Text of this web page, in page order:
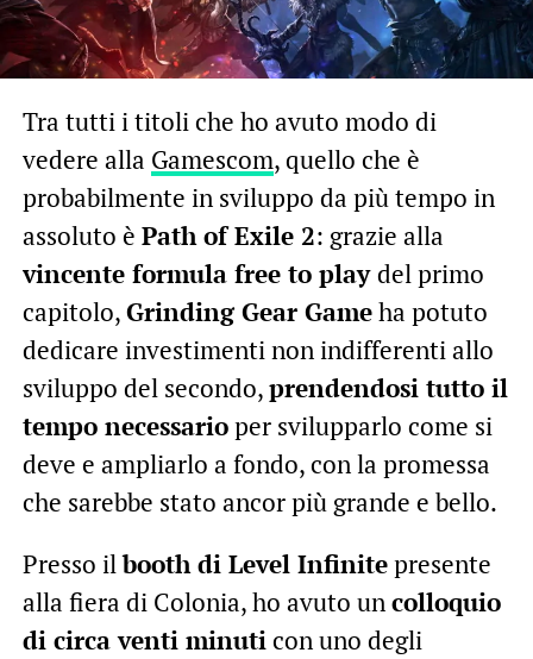
Tra tutti i titoli che ho avuto modo di
vedere alla Gamescom, quello che è
probabilmente in sviluppo da più tempo in
assoluto è Path of Exile 2: grazie alla
vincente formula free to playdel primo
capitolo,Grinding Gear Gameha potuto
dedicare investimenti non indifferenti allo
sviluppo del secondo,prendendosi tutto il
tempo necessarioper svilupparlo come si
deve e ampliarlo a fondo, con la promessa
che sarebbe stato ancor più grande e bello.
Presso ilbooth di Level Infinitepresente
alla fiera di Colonia, ho avuto uncolloquio
di circa venti minuticon uno degli